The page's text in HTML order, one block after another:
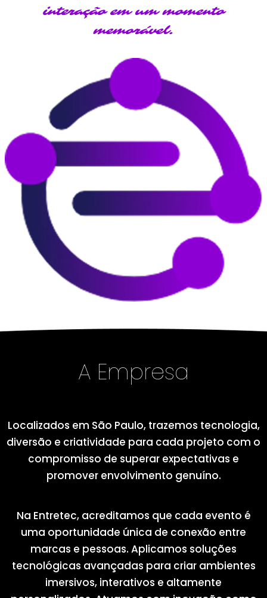
interação em um momento
memorável.
A Empresa
Localizados em São Paulo, trazemos tecnologia,
diversão e criatividade para cada projeto com o
compromisso de superar expectativas e
promover envolvimento genuíno.
Na Entretec, acreditamos que cada evento é
uma oportunidade única de conexão entre
marcas e pessoas. Aplicamos soluções
tecnológicas avançadas para criar ambientes
imersivos, interativos e altamente